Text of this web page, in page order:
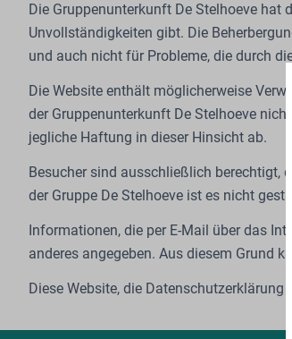
Die Gruppenunterkunft De Stelhoeve
Unvollständigkeiten gibt. Die
und auch nicht für Probleme, die durch
Die Website enthält möglicherweise
der Gruppenunterkunft De Stelhoeve
jegliche Haftung in dieser Hinsicht ab.
Besucher sind ausschließlich berechtigt,
der Gruppe De Stelhoeve ist es nicht
Informationen, die per E-Mail über das
anderes angegeben. Aus diesem Grund
Diese Website, die